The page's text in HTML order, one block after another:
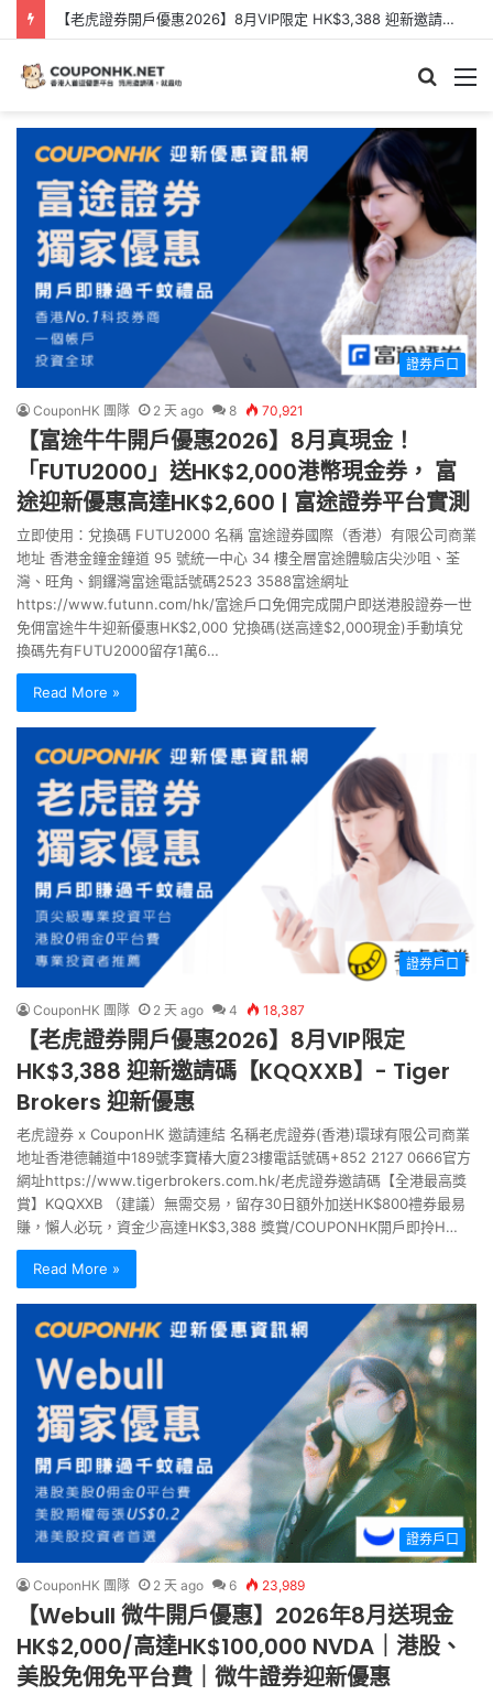
【Webull 微牛開戶優惠】2026年8月送現金HK$2,000/高達HK$100,000 NVDA｜港股、美股免佣免平台費｜微牛證券迎新優惠
Search
證券戶口
CouponHK 團隊 2 天 ago 8 70,921
【富途牛牛開戶優惠2026】8月真現金！
「FUTU2000」送HK$2,000港幣現金券， 富
途迎新優惠高達HK$2,600 | 富途證券平台實測
立即使用：兌換碼 FUTU2000 名稱 富途證券國際（香港）有限公司商業
地址 香港金鐘金鐘道 95 號統一中心 34 樓全層富途體驗店尖沙咀、荃
灣、旺角、銅鑼灣富途電話號碼2523 3588富途網址
https://www.futunn.com/hk/富途戶口免佣完成開户即送港股證券一世
免佣富途牛牛迎新優惠HK$2,000 兌換碼(送高達$2,000現金)手動填兌
換碼先有FUTU2000留存1萬6…
Read More »
證券戶口
CouponHK 團隊 2 天 ago 4 18,387
【老虎證券開戶優惠2026】8月VIP限定
HK$3,388 迎新邀請碼【KQQXXB】- Tiger
Brokers 迎新優惠
老虎證券 x CouponHK 邀請連結 名稱老虎證券(香港)環球有限公司商業
地址香港德輔道中189號李寶椿大廈23樓電話號碼+852 2127 0666官方
網址https://www.tigerbrokers.com.hk/老虎證券邀請碼【全港最高獎
賞】KQQXXB （建議）無需交易，留存30日額外加送HK$800禮券最易
賺，懶人必玩，資金少高達HK$3,388 獎賞/COUPONHK開戶即拎H…
Read More »
證券戶口
CouponHK 團隊 2 天 ago 6 23,989
【Webull 微牛開戶優惠】2026年8月送現金
HK$2,000/高達HK$100,000 NVDA｜港股、
美股免佣免平台費｜微牛證券迎新優惠